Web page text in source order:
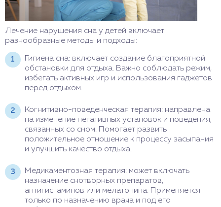
Лечение нарушения сна у детей включает
разнообразные методы и подходы:
Гигиена сна: включает создание благоприятной
обстановки для отдыха. Важно соблюдать режим,
избегать активных игр и использования гаджетов
перед отдыхом.
Когнитивно-поведенческая терапия: направлена
на изменение негативных установок и поведения,
связанных со сном. Помогает развить
положительное отношение к процессу засыпания
и улучшить качество отдыха.
Медикаментозная терапия: может включать
назначение снотворных препаратов,
антигистаминов или мелатонина. Применяется
только по назначению врача и под его